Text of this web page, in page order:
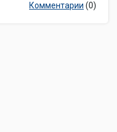
Комментарии (0)